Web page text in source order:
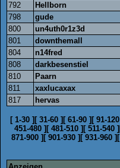
792
Hellborn
798
gude
800
un4uth0r1z3d
801
downthemall
804
n14fred
808
darkbesenstiel
810
Paarn
811
xaxlucaxax
817
hervas
[ 1-30 ] [ 31-60 ] [ 61-90 ] [ 91-120
451-480 ] [ 481-510 ] [ 511-540 ]
871-900 ] [ 901-930 ] [ 931-960 ] [